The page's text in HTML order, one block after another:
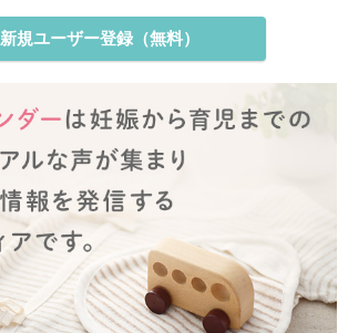
新規ユーザー登録（無料）